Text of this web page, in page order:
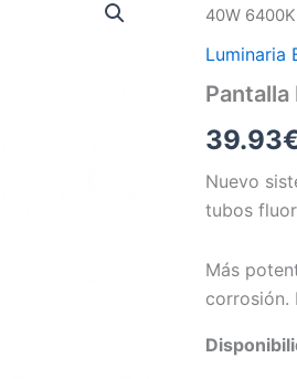
40W 6400K
Luminaria
Pantalla
39.93
Nuevo
tubos
Más
corrosión.